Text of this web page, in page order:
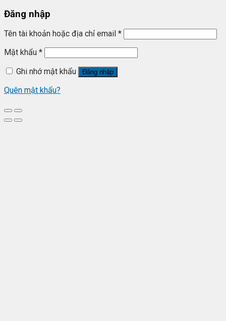
Đăng nhập
Tên tài khoản hoặc địa chỉ email *
Mật khẩu *
Ghi nhớ mật khẩu
Đăng nhập
Quên mật khẩu?